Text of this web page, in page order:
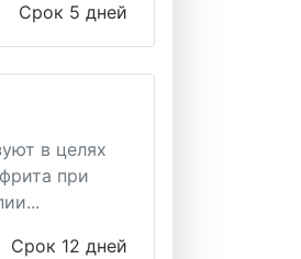
Срок 5 дней
в целях
при
Срок 12 дней